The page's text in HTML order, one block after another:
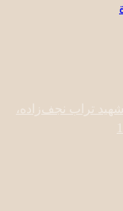
تراب نجف‌زاده،